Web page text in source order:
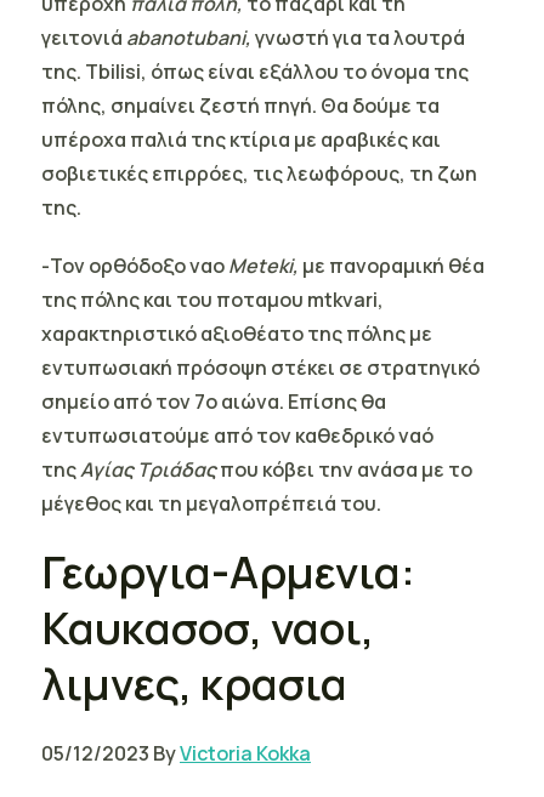
γειτονιά abanotubani, γνωστή για τα λουτρά
της. Tbilisi, όπως είναι εξάλλου το όνομα της
πόλης, σημαίνει ζεστή πηγή. Θα δούμε τα
υπέροχα παλιά της κτίρια με αραβικές και
σοβιετικές επιρρόες, τις λεωφόρους, τη ζωη
της.
-Τον ορθόδοξο ναοMeteki, με πανοραμική θέα
της πόλης και του ποταμου mtkvari,
χαρακτηριστικό αξιοθέατο της πόλης με
εντυπωσιακή πρόσοψη στέκει σε στρατηγικό
σημείο από τον 7ο αιώνα. Επίσης θα
εντυπωσιατούμε από τον καθεδρικό ναό
τηςΑγίας Τριάδαςπου κόβει την ανάσα με το
μέγεθος και τη μεγαλοπρέπειά του.
Γεωργια-Αρμενια:
Καυκασοσ, ναοι,
λιμνες, κρασια
05/12/2023 ByVictoria Kokka